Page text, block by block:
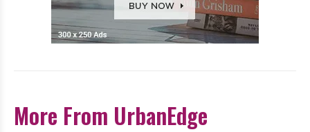
More From UrbanEdge